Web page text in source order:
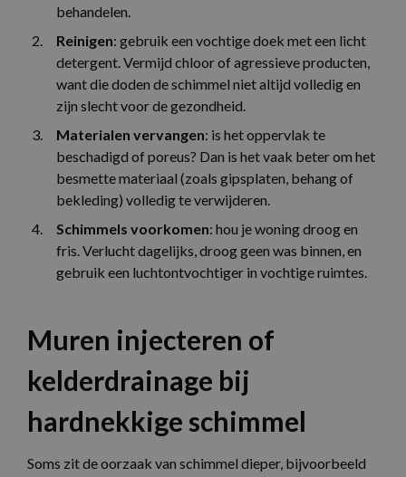
behandelen.
Reinigen: gebruik een vochtige doek met een licht
detergent. Vermijd chloor of agressieve producten,
want die doden de schimmel niet altijd volledig en
zijn slecht voor de gezondheid.
Materialen vervangen: is het oppervlak te
beschadigd of poreus? Dan is het vaak beter om het
besmette materiaal (zoals gipsplaten, behang of
bekleding) volledig te verwijderen.
Schimmels voorkomen: hou je woning droog en
fris. Verlucht dagelijks, droog geen was binnen, en
gebruik een luchtontvochtiger in vochtige ruimtes.
Muren injecteren of
kelderdrainage bij
hardnekkige schimmel
Soms zit de oorzaak van schimmel dieper, bijvoorbeeld